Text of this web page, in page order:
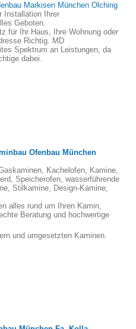
Markisen München Olching
Installation Ihrer
Geboten.
für Ihr Haus, Ihre Wohnung oder
Richtig. MD
Spektrum an Leistungen, da
dabei.
Ofenbau München
Kachelofen, Kamine,
Speicherofen, wasserführende
Stilkamine, Design-Kamine,
alles rund um Ihren Kamin,
Beratung und hochwertige
und umgesetzten Kaminen.